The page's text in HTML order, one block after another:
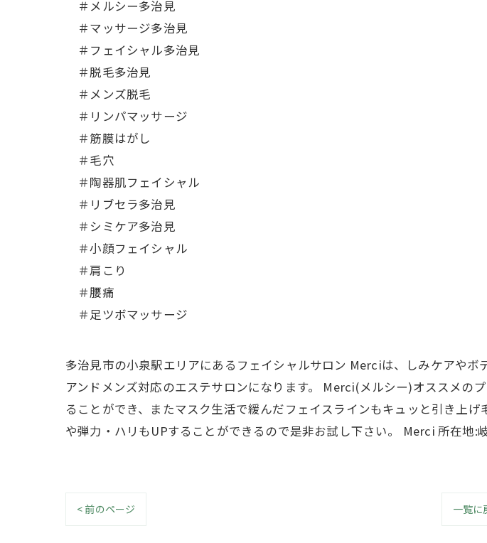
＃メルシー多治見
＃マッサージ多治見
＃フェイシャル多治見
＃脱毛多治見
＃メンズ脱毛
＃リンパマッサージ
＃筋膜はがし
＃毛穴
＃陶器肌フェイシャル
＃リブセラ多治見
＃シミケア多治見
＃小顔フェイシャル
＃肩こり
＃腰痛
＃足ツボマッサージ
多治見市の小泉駅エリアにあるフェイシャルサロン Merciは、しみケアや
アンドメンズ対応のエステサロンになります。 Merci(メルシー)オススメの
ることができ、またマスク生活で緩んだフェイスラインもキュッと引き上
や弾力・ハリもUPすることができるので是非お試し下さい。 Merci 所在地
< 前のページ 一覧に